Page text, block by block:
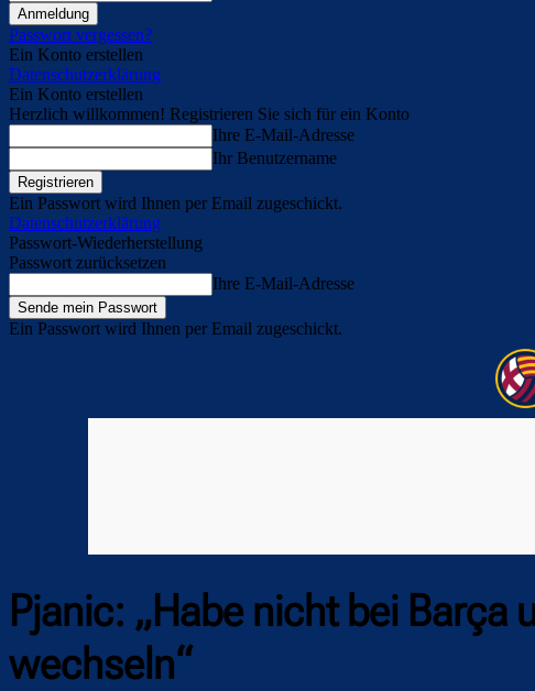
Passwort vergessen?
Ein Konto erstellen
Datenschutzerklärung
Ein Konto erstellen
Herzlich willkommen! Registrieren Sie sich für ein Konto
Ihre E-Mail-Adresse
Ihr Benutzername
Ein Passwort wird Ihnen per Email zugeschickt.
Datenschutzerklärung
Passwort-Wiederherstellung
Passwort zurücksetzen
Ihre E-Mail-Adresse
Ein Passwort wird Ihnen per Email zugeschickt.
Pjanic: „Habe nicht bei
wechseln“